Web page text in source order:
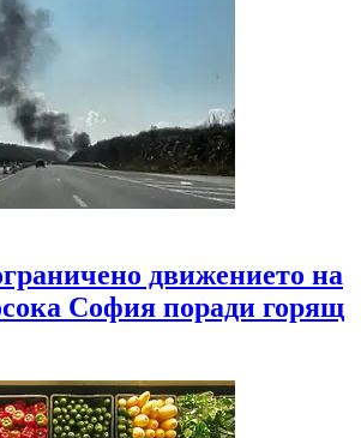
движението на
София поради горящ